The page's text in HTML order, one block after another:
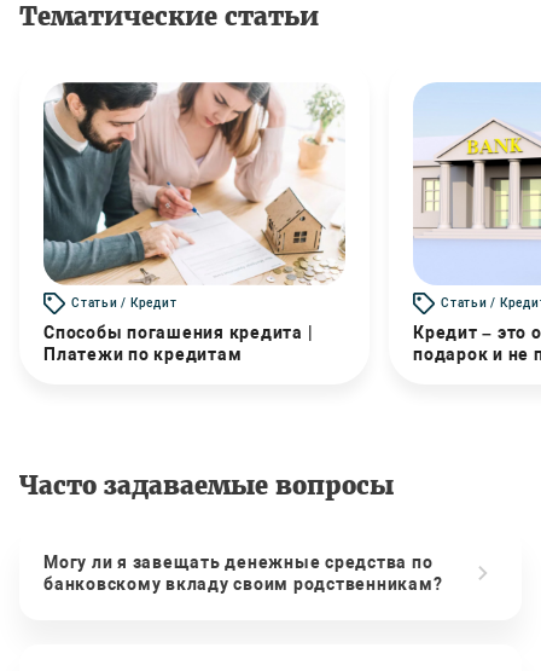
Тематические статьи
Статьи / Кредит
Способы погашения кредита |
Платежи по кредитам
Статьи /
Кредит – это
подарок и не
Часто задаваемые вопросы
Могу ли я завещать денежные средства по
банковскому вкладу своим родственникам?